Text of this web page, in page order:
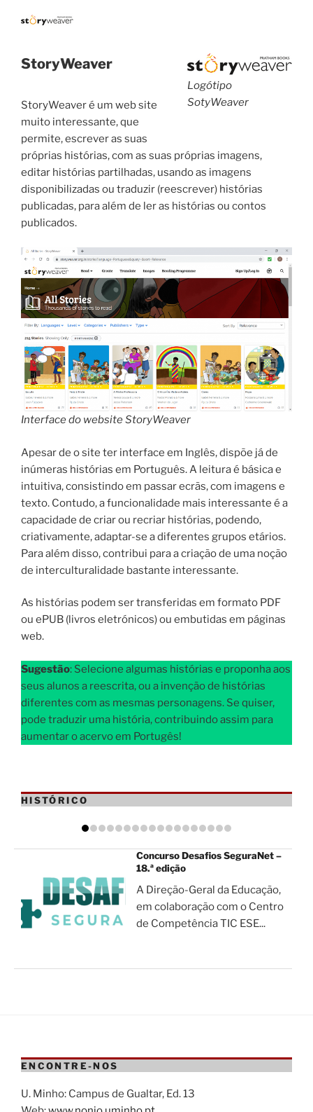
Logótipo
SotyWeaver
StoryWeaver
StoryWeaver é um web site
muito interessante, que
permite, escrever as suas
próprias histórias, com as suas próprias imagens,
editar histórias partilhadas, usando as imagens
disponibilizadas ou traduzir (reescrever) histórias
publicadas, para além de ler as histórias ou contos
publicados.
Interface do website StoryWeaver
Apesar de o site ter interface em Inglês, dispõe já de
inúmeras histórias em Português. A leitura é básica e
intuitiva, consistindo em passar ecrãs, com imagens e
texto. Contudo, a funcionalidade mais interessante é a
capacidade de criar ou recriar histórias, podendo,
criativamente, adaptar-se a diferentes grupos etários.
Para além disso, contribui para a criação de uma noção
de interculturalidade bastante interessante.
As histórias podem ser transferidas em formato PDF
ou ePUB (livros eletrónicos) ou embutidas em páginas
web.
Sugestão: Selecione algumas histórias e proponha aos
seus alunos a reescrita, ou a invenção de histórias
diferentes com as mesmas personagens. Se quiser,
pode traduzir uma história, contribuindo assim para
aumentar o acervo em Portugês!
HISTÓRICO
Concurso Desafios SeguraNet –
18.ª edição
A Direção-Geral da Educação,
em colaboração com o Centro
de Competência TIC ESE...
ENCONTRE-NOS
U. Minho: Campus de Gualtar, Ed. 13